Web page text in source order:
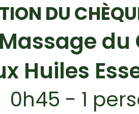
DU
Massage du
Huiles
0h45 - 1